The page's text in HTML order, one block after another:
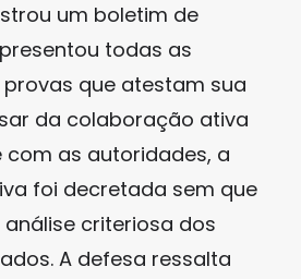
um boletim de
todas as
que atestam sua
da colaboração ativa
com as autoridades, a
foi decretada sem que
criteriosa dos
A defesa ressalta